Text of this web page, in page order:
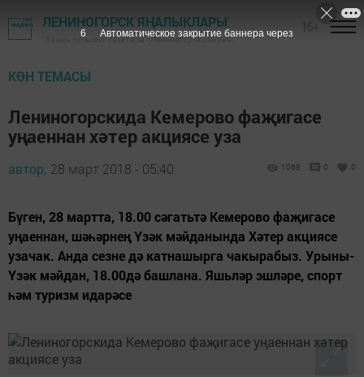
ЛЕНИНОГОРСК ЯҢАЛЫКЛАРЫ
"Заман сулышы" газетасы - Лениногорск районы
КӨН ТЕМАСЫ
Лениногорскида Кемерово фаҗигасе
уңаеннан хәтер акциясе уза
автор, 28 март 2018 - 05:40 1068 0 0
Бүген, 28 мартта, 18.00 сәгатьтә Кемерово фаҗигасе
уңаеннан, шәһәрнең Үзәк мәйданында Хәтер акциясе
узачак. Анда сезне дә катнашырга чакырабыз. Урыны-
Үзәк мәйдан, 18.00дә башлана. Яшьләр эшләре, спорт
һәм туризм идарәсе
6 Автоматическое закрытие баннера через